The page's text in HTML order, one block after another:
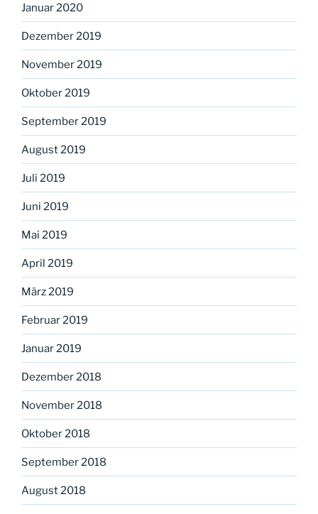
Januar 2020
Dezember 2019
November 2019
Oktober 2019
September 2019
August 2019
Juli 2019
Juni 2019
Mai 2019
April 2019
März 2019
Februar 2019
Januar 2019
Dezember 2018
November 2018
Oktober 2018
September 2018
August 2018